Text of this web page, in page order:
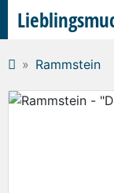
Rammstein